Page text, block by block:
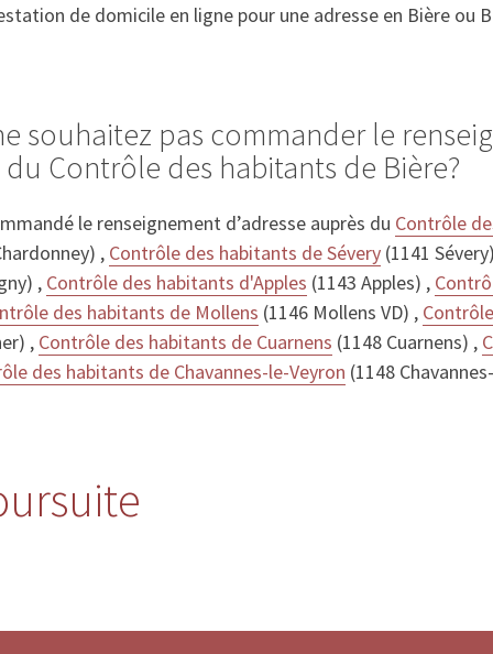
de domicile en ligne pour une adresse en Bière ou
souhaitez pas commander le
du Contrôle des habitants de Bière?
le renseignement d’adresse auprès du Contrôle
, Contrôle des habitants de Sévery (1141
, Contrôle des habitants d'Apples (1143 Apples) ,
des habitants de Mollens (1146 Mollens VD) ,
, Contrôle des habitants de Cuarnens (1148 Cuarnens) ,
des habitants de Chavannes-le-Veyron (1148